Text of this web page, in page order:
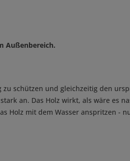
Außenbereich.
zu schützen und gleichzeitig den
an. Das Holz wirkt, als wäre es
Holz mit dem Wasser anspritzen -